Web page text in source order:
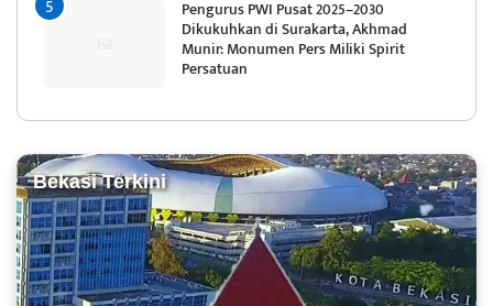
Pengurus PWI Pusat 2025–2030
Dikukuhkan di Surakarta, Akhmad
Munir: Monumen Pers Miliki Spirit
Persatuan
Bekasi Terkini